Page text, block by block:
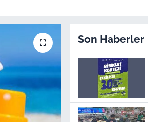
Son Haberler